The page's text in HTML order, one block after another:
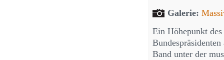
Galerie:
Ein Höhepunkt
Band unter der